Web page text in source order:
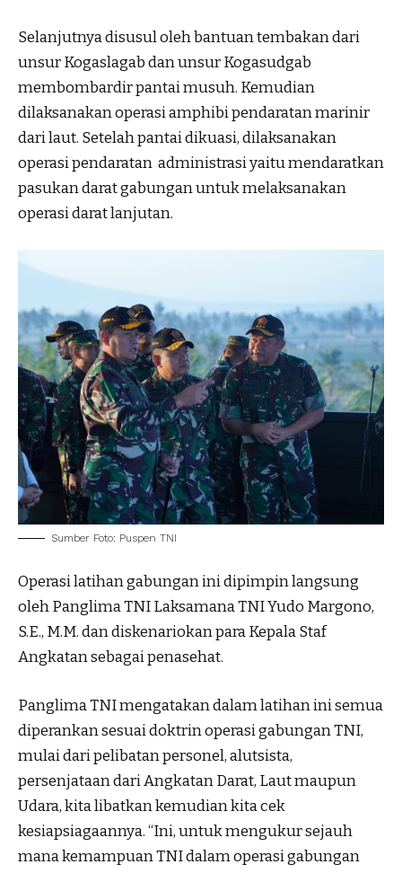
Selanjutnya disusul oleh bantuan tembakan dari
unsur Kogaslagab dan unsur Kogasudgab
membombardir pantai musuh. Kemudian
dilaksanakan operasi amphibi pendaratan marinir
dari laut. Setelah pantai dikuasi, dilaksanakan
operasi pendaratan administrasi yaitu mendaratkan
pasukan darat gabungan untuk melaksanakan
operasi darat lanjutan.
Sumber Foto: Puspen TNI
Operasi latihan gabungan ini dipimpin langsung
oleh Panglima TNI Laksamana TNI Yudo Margono,
S.E., M.M. dan diskenariokan para Kepala Staf
Angkatan sebagai penasehat.
Panglima TNI mengatakan dalam latihan ini semua
diperankan sesuai doktrin operasi gabungan TNI,
mulai dari pelibatan personel, alutsista,
persenjataan dari Angkatan Darat, Laut maupun
Udara, kita libatkan kemudian kita cek
kesiapsiagaannya. “Ini, untuk mengukur sejauh
mana kemampuan TNI dalam operasi gabungan